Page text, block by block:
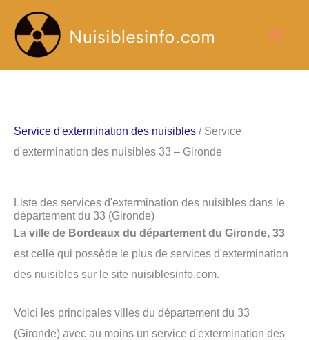
contenu
Service d'extermination des nuisibles / Service
d'extermination des nuisibles 33 – Gironde
Liste des services d'extermination des nuisibles dans le
département du 33 (Gironde)
La ville de Bordeaux du département du Gironde, 33
est celle qui possède le plus de services d'extermination
des nuisibles sur le site nuisiblesinfo.com.
Voici les principales villes du département du 33
(Gironde) avec au moins un service d'extermination des